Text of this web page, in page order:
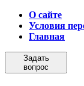
О сайте
Условия
Главная
Задать
вопрос